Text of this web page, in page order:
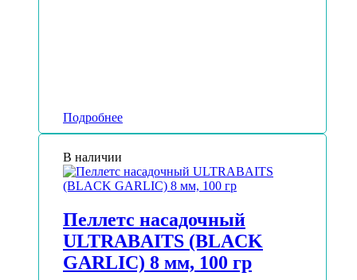
Подробнее
В наличии
Пеллетс насадочный
ULTRABAITS (BLACK
GARLIC) 8 мм, 100 гр